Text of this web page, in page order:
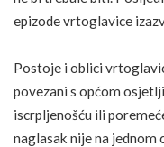
epizode vrtoglavice
Postoje i oblici
povezani s općom
iscrpljenošću ili
naglasak nije na jednom